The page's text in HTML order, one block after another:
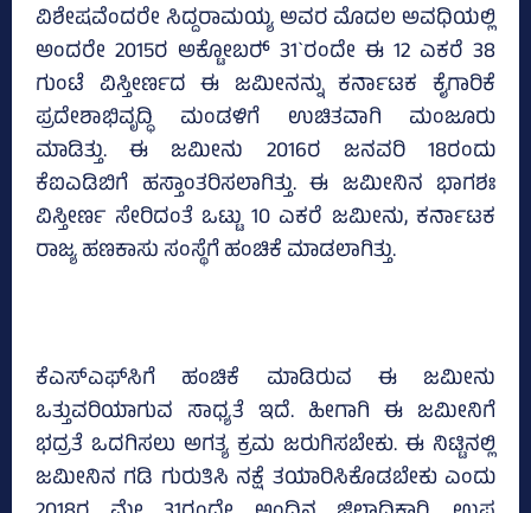
ವಿಶೇಷವೆಂದರೇ ಸಿದ್ದರಾಮಯ್ಯ ಅವರ ಮೊದಲ ಅವಧಿಯಲ್ಲಿ
ಅಂದರೇ 2015ರ ಅಕ್ಟೋಬರ್‍‌ 31`ರಂದೇ ಈ 12 ಎಕರೆ 38
ಗುಂಟೆ ವಿಸ್ತೀರ್ಣದ ಈ ಜಮೀನನ್ನು ಕರ್ನಾಟಕ ಕೈಗಾರಿಕೆ
ಪ್ರದೇಶಾಭಿವೃದ್ಧಿ ಮಂಡಳಿಗೆ ಉಚಿತವಾಗಿ ಮಂಜೂರು
ಮಾಡಿತ್ತು. ಈ ಜಮೀನು 2016ರ ಜನವರಿ 18ರಂದು
ಕೆಐಎಡಿಬಿಗೆ ಹಸ್ತಾಂತರಿಸಲಾಗಿತ್ತು. ಈ ಜಮೀನಿನ ಭಾಗಶಃ
ವಿಸ್ತೀರ್ಣ ಸೇರಿದಂತೆ ಒಟ್ಟು 10 ಎಕರೆ ಜಮೀನು, ಕರ್ನಾಟಕ
ರಾಜ್ಯ ಹಣಕಾಸು ಸಂಸ್ಥೆಗೆ ಹಂಚಿಕೆ ಮಾಡಲಾಗಿತ್ತು.
ಕೆಎಸ್‌ಎಫ್‌ಸಿಗೆ ಹಂಚಿಕೆ ಮಾಡಿರುವ ಈ ಜಮೀನು
ಒತ್ತುವರಿಯಾಗುವ ಸಾಧ್ಯತೆ ಇದೆ. ಹೀಗಾಗಿ ಈ ಜಮೀನಿಗೆ
ಭದ್ರತೆ ಒದಗಿಸಲು ಅಗತ್ಯ ಕ್ರಮ ಜರುಗಿಸಬೇಕು. ಈ ನಿಟ್ಟಿನಲ್ಲಿ
ಜಮೀನಿನ ಗಡಿ ಗುರುತಿಸಿ ನಕ್ಷೆ ತಯಾರಿಸಿಕೊಡಬೇಕು ಎಂದು